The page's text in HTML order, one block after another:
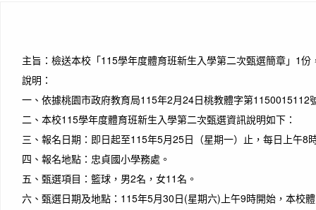
主旨： 檢送本校「115學年度體育班新生入學第二次甄選簡章」1
說明：
一、 依據桃園市政府教育局115年2月24日桃教體字第1150015112
二、 本校115學年度體育班新生入學第二次甄選資訊說明如下：
三、 報名日期：即日起至115年5月25日（星期一）止，每日上午8
四、 報名地點：忠貞國小學務處。
五、 甄選項目：籃球，男2名，女11名。
六、 甄選日期及地點：115年5月30日(星期六)上午9時開始，本校